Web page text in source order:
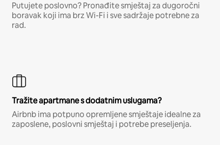
Putujete poslovno? Pronađite smještaj za dugoročni
boravak koji ima brz Wi-Fi i sve sadržaje potrebne za
rad.
Tražite apartmane s dodatnim uslugama?
Airbnb ima potpuno opremljene smještaje idealne za
zaposlene, poslovni smještaj i potrebe preseljenja.